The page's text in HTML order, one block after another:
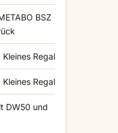
BSZ
Regal
Regal
DW50 und